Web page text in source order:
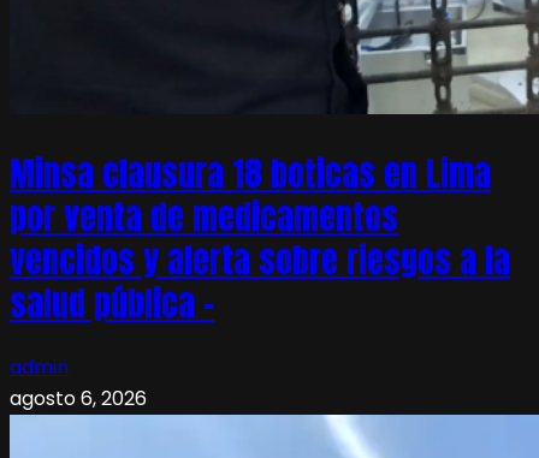
Minsa clausura 18 boticas en Lima
por venta de medicamentos
vencidos y alerta sobre riesgos a la
salud pública –
admin
agosto 6, 2026